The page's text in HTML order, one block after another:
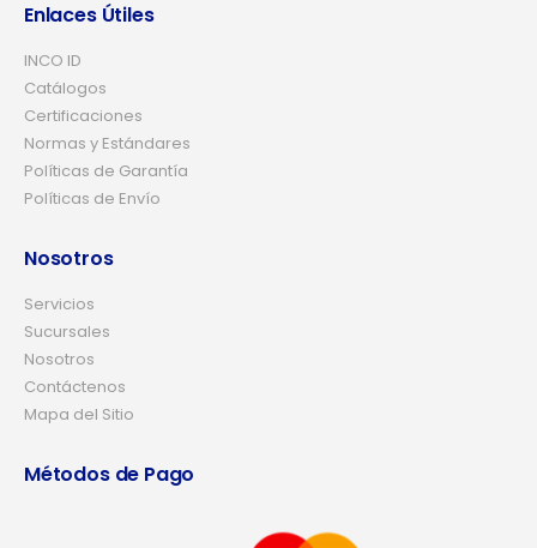
Enlaces Útiles
INCO ID
Catálogos
Certificaciones
Normas y Estándares
Políticas de Garantía
Políticas de Envío
Nosotros
Servicios
Sucursales
Nosotros
Contáctenos
Mapa del Sitio
Métodos de Pago